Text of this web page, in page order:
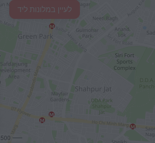
500 m
לעיין במלונות ליד